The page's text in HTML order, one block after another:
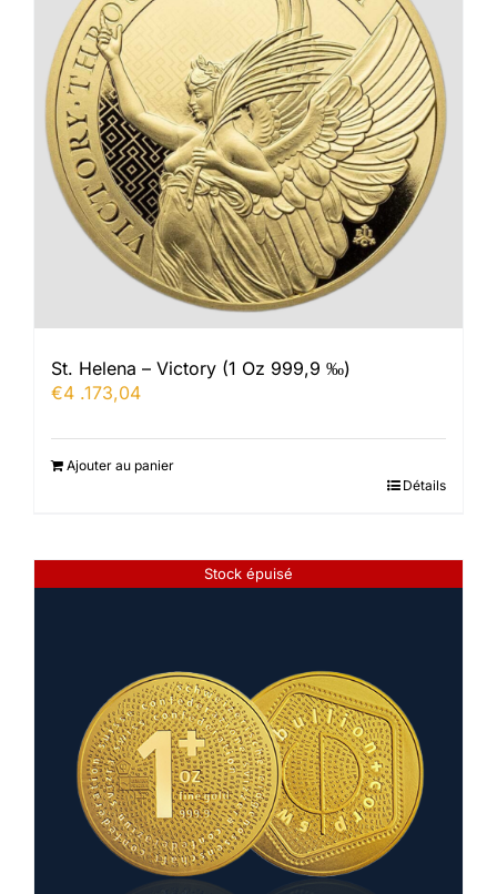
St. Helena – Victory (1 Oz 999,9 ‰)
€4 .173,04
Ajouter au panier
Détails
Stock épuisé